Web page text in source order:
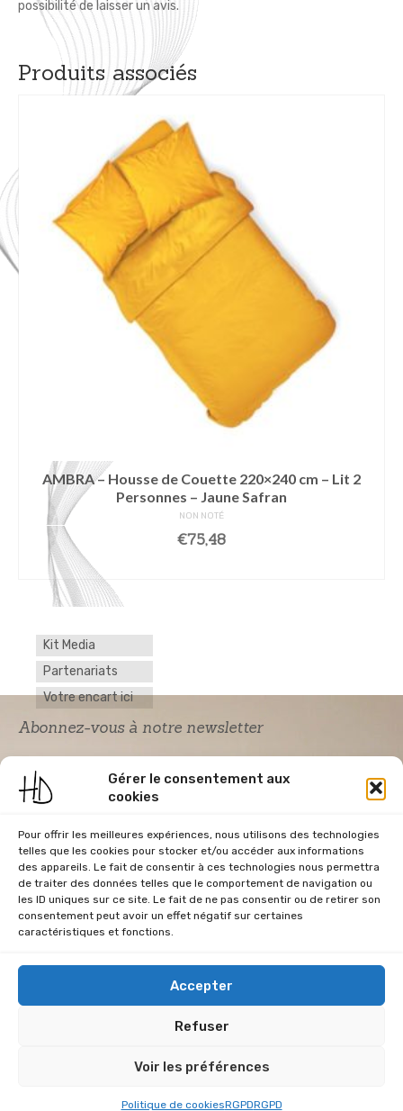
Gérer le consentement aux
cookies
Pour offrir les meilleures expériences, nous utilisons des technologies
telles que les cookies pour stocker et/ou accéder aux informations
des appareils. Le fait de consentir à ces technologies nous permettra
de traiter des données telles que le comportement de navigation ou
les ID uniques sur ce site. Le fait de ne pas consentir ou de retirer son
consentement peut avoir un effet négatif sur certaines
caractéristiques et fonctions.
Accepter
Refuser
Voir les préférences
Politique de cookiesRGPDRGPD
possibilité de laisser un avis.
Produits associés
AMBRA – Housse de Couette 220×240 cm – Lit 2
Personnes – Jaune Safran
NON NOTÉ
€75,48
Kit Media
Partenariats
Votre encart ici
Abonnez-vous à notre newsletter
Acceptation RGPD
*
J'accepte la politique de confidentialité du
site Home & Déco
Plan du site RGPD Politique de cookies (UE)